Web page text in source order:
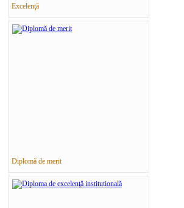
Excelenţă
Diplomă de merit